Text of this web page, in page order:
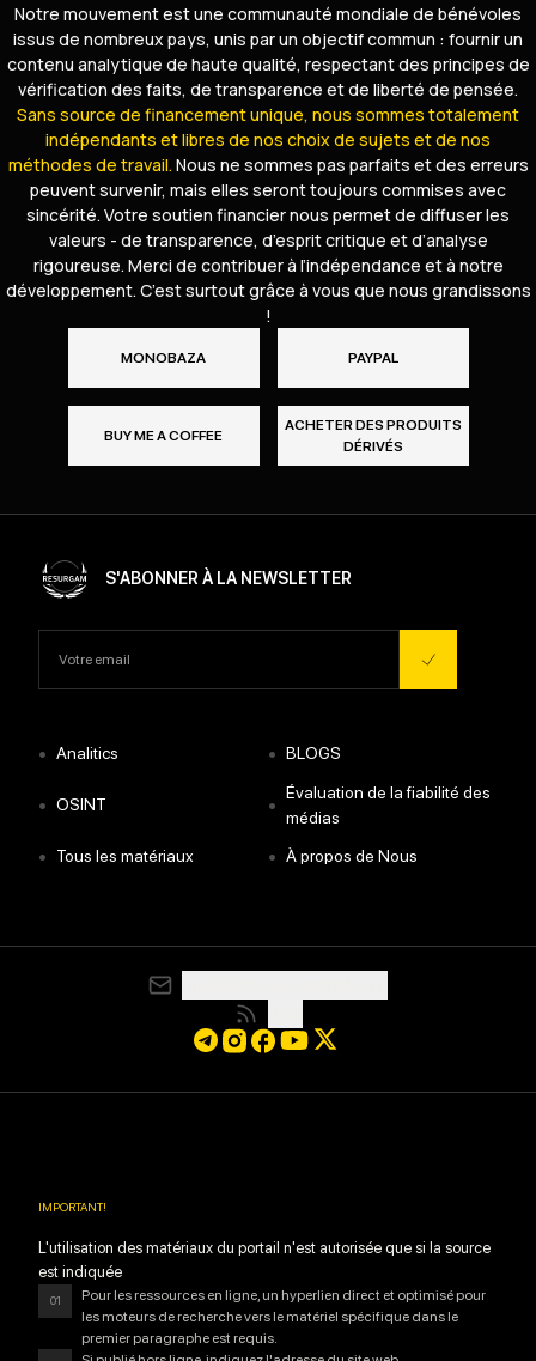
Notre mouvement est une communauté mondiale de bénévoles
issus de nombreux pays, unis par un objectif commun : fournir un
contenu analytique de haute qualité, respectant des principes de
vérification des faits, de transparence et de liberté de pensée.
Sans source de financement unique, nous sommes totalement
indépendants et libres de nos choix de sujets et de nos
méthodes de travail. Nous ne sommes pas parfaits et des erreurs
peuvent survenir, mais elles seront toujours commises avec
sincérité. Votre soutien financier nous permet de diffuser les
valeurs - de transparence, d’esprit critique et d’analyse
rigoureuse. Merci de contribuer à l’indépendance et à notre
développement. C’est surtout grâce à vous que nous grandissons
!
MONOBAZA PAYPAL
BUY ME A COFFEE
ACHETER DES PRODUITS
DÉRIVÉS
S'ABONNER À LA NEWSLETTER
• Analitics • BLOGS
• OSINT •
Évaluation de la fiabilité des
médias
• Tous les matériaux • À propos de Nous
IMPORTANT!
L'utilisation des matériaux du portail n'est autorisée que si la source
est indiquée
01
Pour les ressources en ligne, un hyperlien direct et optimisé pour
les moteurs de recherche vers le matériel spécifique dans le
premier paragraphe est requis.